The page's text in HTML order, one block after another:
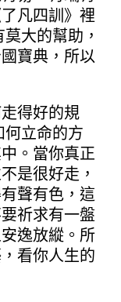
凡四訓》裡
大的幫助，
寶典，所以
得好的規
何立命的方
。當你真正
是很好走，
聲有色，這
祈求有一盤
逸放縱。所
看你人生的